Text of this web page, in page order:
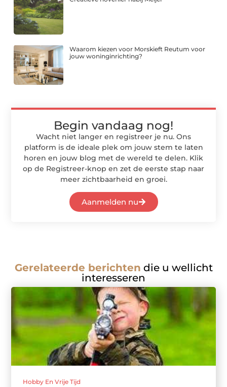
Waarom kiezen voor Morskieft Reutum voor
jouw woninginrichting?
Begin vandaag nog!
Wacht niet langer en registreer je nu. Ons
platform is de ideale plek om jouw stem te laten
horen en jouw blog met de wereld te delen. Klik
op de Registreer-knop en zet de eerste stap naar
meer zichtbaarheid en groei.
Aanmelden nu
Gerelateerde berichten die u wellicht
interesseren
Hobby En Vrije Tijd